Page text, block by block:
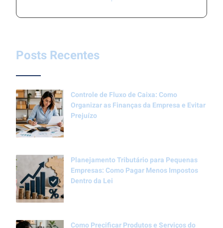
Posts Recentes
Controle de Fluxo de Caixa: Como
Organizar as Finanças da Empresa e Evitar
Prejuízo
Planejamento Tributário para Pequenas
Empresas: Como Pagar Menos Impostos
Dentro da Lei
Como Precificar Produtos e Serviços do